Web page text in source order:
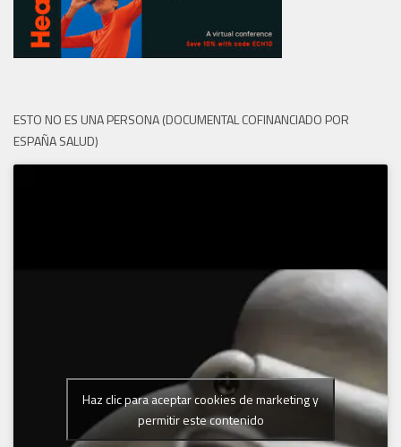
ESTO NO ES UNA PERSONA (DOCUMENTAL COFINANCIADO POR
ESPAÑA SALUD)
Haz clic para aceptar cookies de marketing y
permitir este contenido